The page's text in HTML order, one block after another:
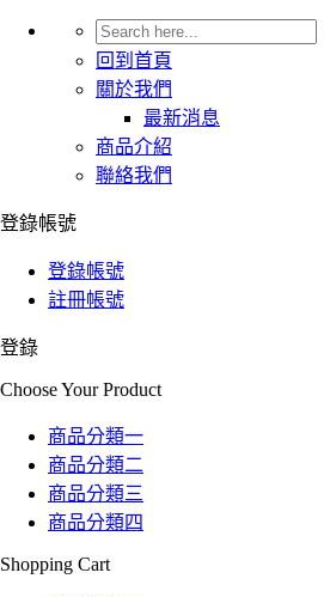
回到首頁
關於我們
最新消息
商品介紹
聯絡我們
登錄帳號
登錄帳號
註冊帳號
登錄
Choose Your Product
商品分類一
商品分類二
商品分類三
商品分類四
Shopping Cart